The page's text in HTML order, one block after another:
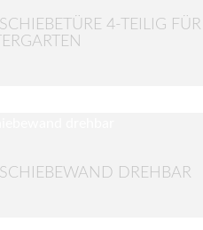
4-TEILIG FÜR
DREHBAR